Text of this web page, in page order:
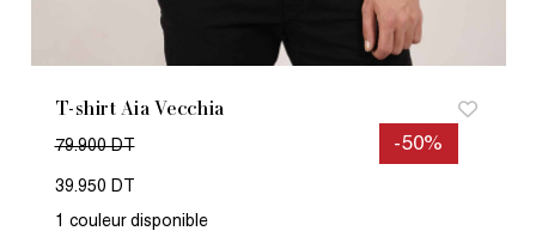
T-shirt Aia Vecchia
-50%
79.900 DT
39.950 DT
1 couleur disponible